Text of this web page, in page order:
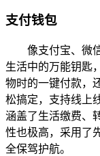
支付钱包
像支付宝、微
生活中的万能钥匙
物时的一键付款，
松搞定，支持线上
涵盖了生活缴费、
性也极高，采用了
全保驾护航。